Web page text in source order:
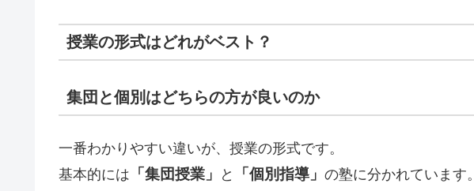
授業の形式はどれがベスト？
集団と個別はどちらの方が良いのか
一番わかりやすい違いが、授業の形式です。
基本的には 「集団授業」 と 「個別指導」 の塾に分かれています。